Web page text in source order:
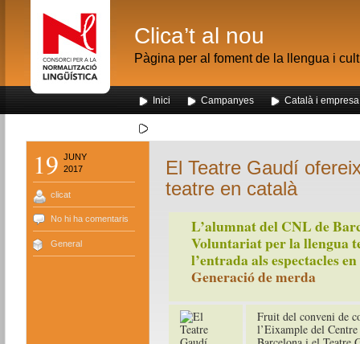
Clica’t al nou
Pàgina per al foment de la llengua i
Inici Campanyes Català i empresa
19 JUNY
2017
clicat
No hi ha comentaris
General
El Teatre Gaudí
teatre en català
L’alumnat del CNL de
Voluntariat per la llengua
l’entrada als espectacles
Generació de merda
Fruit del conveni de
l’Eixample del